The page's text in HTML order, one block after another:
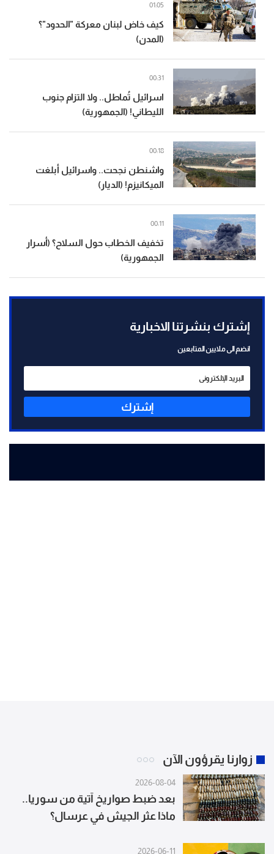
كيف خاض لبنان معركة "الحدود"؟
(المدن)
01:05
اسرائيل تُماطل.. ولا التزام جنوب
الليطاني! (الجمهورية)
00:31
واشنطن نجحت.. واسرائيل أبلغت
الميكانيزم! (الديار)
00:18
تخفيف الخطاب حول السلاح؟ (أسرار
الجمهورية)
00:11
إشترك بنشرتنا الاخبارية
انضم الى ملايين المتابعين
إشترك
زوارنا يقرؤون الآن
2026-08-04
بعد ضبط صواريخ آتية من سوريا..
ماذا عثر الجيش في عرسال؟
2026-06-11